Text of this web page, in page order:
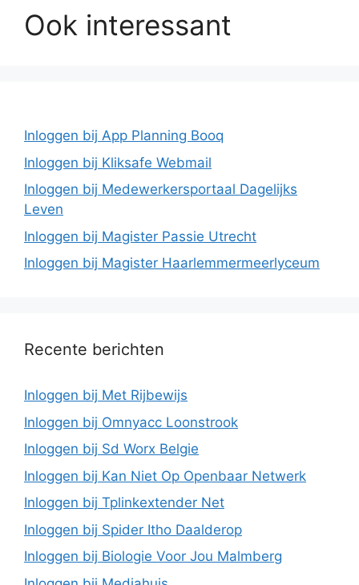
Ook interessant
Inloggen bij App Planning Booq
Inloggen bij Kliksafe Webmail
Inloggen bij Medewerkersportaal Dagelijks
Leven
Inloggen bij Magister Passie Utrecht
Inloggen bij Magister Haarlemmermeerlyceum
Recente berichten
Inloggen bij Met Rijbewijs
Inloggen bij Omnyacc Loonstrook
Inloggen bij Sd Worx Belgie
Inloggen bij Kan Niet Op Openbaar Netwerk
Inloggen bij Tplinkextender Net
Inloggen bij Spider Itho Daalderop
Inloggen bij Biologie Voor Jou Malmberg